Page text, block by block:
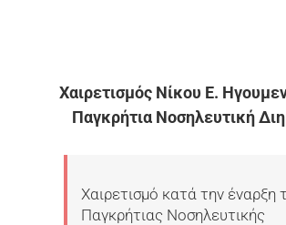
Χαιρετισμός Νίκου Ε.
Παγκρήτια Νοσηλευτική
Χαιρετισμό κατά την έναρξη
Παγκρήτιας Νοσηλευτικής